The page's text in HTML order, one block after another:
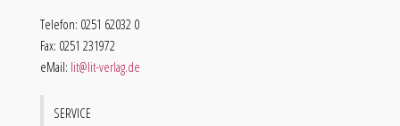
Telefon: 0251 62032 0
Fax: 0251 231972
eMail: lit@lit-verlag.de
SERVICE